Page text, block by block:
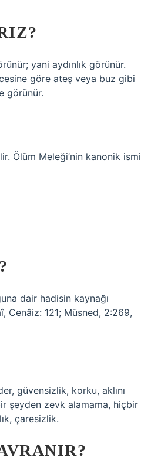
yani aydınlık görünür.
göre ateş veya buz gibi
görünür.
Ölüm Meleği’nin kanonik ismi
dair hadisin kaynağı
Cenâiz: 121; Müsned, 2:269,
güvensizlik, korku, aklını
şeyden zevk alamama, hiçbir
çaresizlik.